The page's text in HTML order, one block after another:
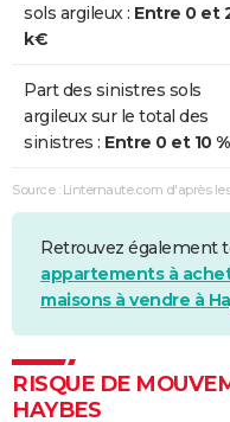
sols argileux : Entre 0 et
k€
Part des sinistres sols
argileux sur le total des
sinistres : Entre 0 et 10 %
Source : Linternaute.com d'après
Retrouvez également
appartements à
maisons à vendre à
RISQUE DE
HAYBES